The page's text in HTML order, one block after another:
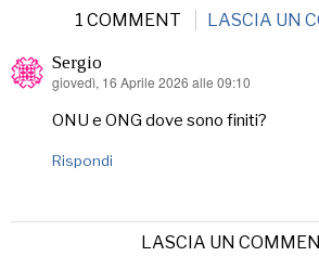
1 COMMENT LASCIA UN
Sergio
ha
giovedì, 16 Aprile 2026 alle 09:10
ONU e ONG dove sono finiti?
Rispondi
LASCIA UN